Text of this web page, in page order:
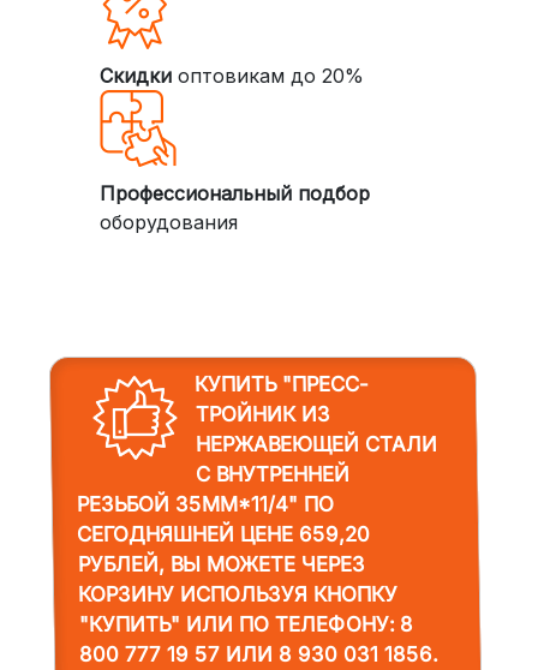
Скидкиоптовикам до 20%
Профессиональный подбор
оборудования
КУПИТЬ "ПРЕСС-
ТРОЙНИК ИЗ
НЕРЖАВЕЮЩЕЙ СТАЛИ
С ВНУТРЕННЕЙ
РЕЗЬБОЙ 35MM*11/4" ПО
СЕГОДНЯШНЕЙ ЦЕНЕ 659,20
РУБЛЕЙ, ВЫ МОЖЕТЕ ЧЕРЕЗ
КОРЗИНУ ИСПОЛЬЗУЯ КНОПКУ
"КУПИТЬ" ИЛИ ПО ТЕЛЕФОНУ: 8
800 777 19 57ИЛИ 8 930 031 1856.